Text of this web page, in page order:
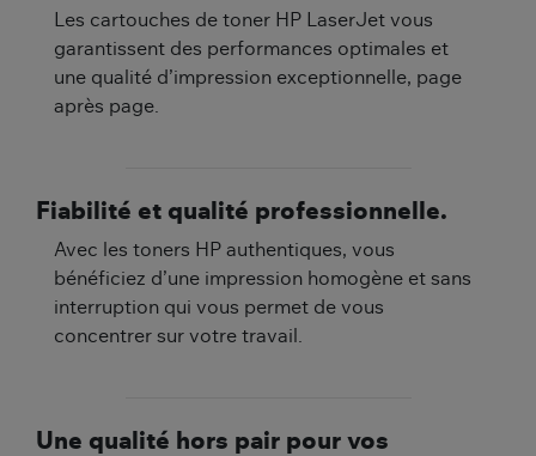
Les cartouches de toner HP LaserJet vous
garantissent des performances optimales et
une qualité d’impression exceptionnelle, page
après page.
Fiabilité et qualité professionnelle.
Avec les toners HP authentiques, vous
bénéficiez d’une impression homogène et sans
interruption qui vous permet de vous
concentrer sur votre travail.
Une qualité hors pair pour vos